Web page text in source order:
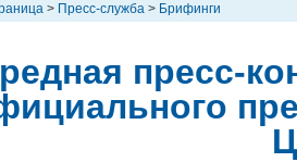
> Пресс-служба > Брифинги
пресс-